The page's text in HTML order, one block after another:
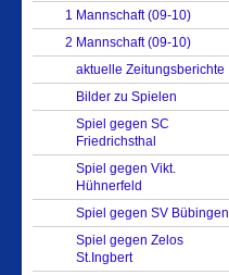
1 Mannschaft (09-10)
2 Mannschaft (09-10)
aktuelle Zeitungsberichte
Bilder zu Spielen
Spiel gegen SC
Friedrichsthal
Spiel gegen Vikt.
Hühnerfeld
Spiel gegen SV Bübingen
Spiel gegen Zelos
St.Ingbert